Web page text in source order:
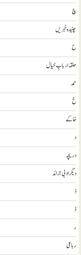
چ
چنیدہ خبریں
ح
حلقہ اربابِ خیال
حمد
خ
خاکے
د
دریچہ
ديگر ادبی جرائد
ذ
ڈ
ر
رباعی